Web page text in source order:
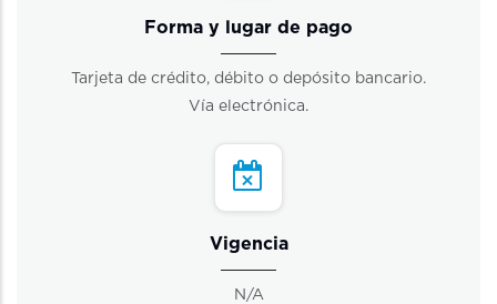
Forma y lugar de pago
Tarjeta de crédito, débito o depósito bancario.
Vía electrónica.
Vigencia
N/A